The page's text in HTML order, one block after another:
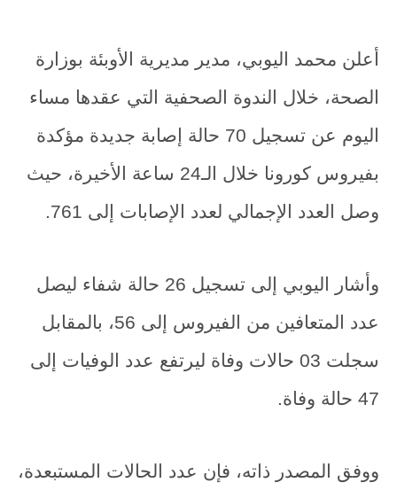
أعلن محمد اليوبي، مدير مديرية الأوبئة بوزارة
الصحة، خلال الندوة الصحفية التي عقدها مساء
اليوم عن تسجيل 70 حالة إصابة جديدة مؤكدة
بفيروس كورونا خلال الـ24 ساعة الأخيرة، حيث
وصل العدد الإجمالي لعدد الإصابات إلى 761.
وأشار اليوبي إلى تسجيل 26 حالة شفاء ليصل
عدد المتعافين من الفيروس إلى 56، بالمقابل
سجلت 03 حالات وفاة ليرتفع عدد الوفيات إلى
47 حالة وفاة.
ووفق المصدر ذاته، فإن عدد الحالات المستبعدة،